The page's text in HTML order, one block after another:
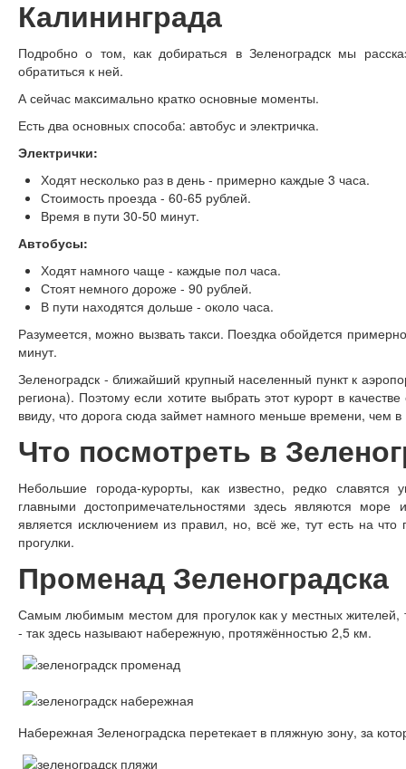
Калининграда
Подробно о том, как добираться в Зеленоградск мы
обратиться к ней.
А сейчас максимально кратко основные моменты.
Есть два основных способа: автобус и электричка.
Электрички:
Ходят несколько раз в день - примерно каждые 3 часа.
Стоимость проезда - 60-65 рублей.
Время в пути 30-50 минут.
Автобусы:
Ходят намного чаще - каждые пол часа.
Стоят немного дороже - 90 рублей.
В пути находятся дольше - около часа.
Разумеется, можно вызвать такси. Поездка обойдется
минут.
Зеленоградск - ближайший крупный населенный пункт к
региона). Поэтому если хотите выбрать этот курорт в
ввиду, что дорога сюда займет намного меньше времени, чем в
Что посмотреть в
Небольшие города-курорты, как известно, редко славятся
главными достопримечательностями здесь являются море
является исключением из правил, но, всё же, тут есть на что
прогулки.
Променад Зеленоградска
Самым любимым местом для прогулок как у местных жителей,
- так здесь называют набережную, протяжённостью 2,5 км.
Набережная Зеленоградска перетекает в пляжную зону, за